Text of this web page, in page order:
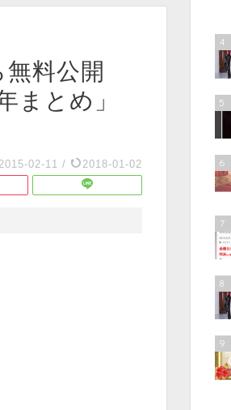
料公開
まとめ」
2015-02-11 / 2018-01-02
4
5
6
7
8
9